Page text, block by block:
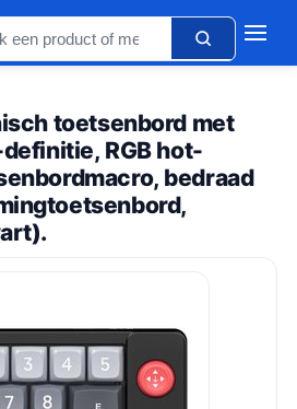
toetsenbord met
RGB hot-
bedraad